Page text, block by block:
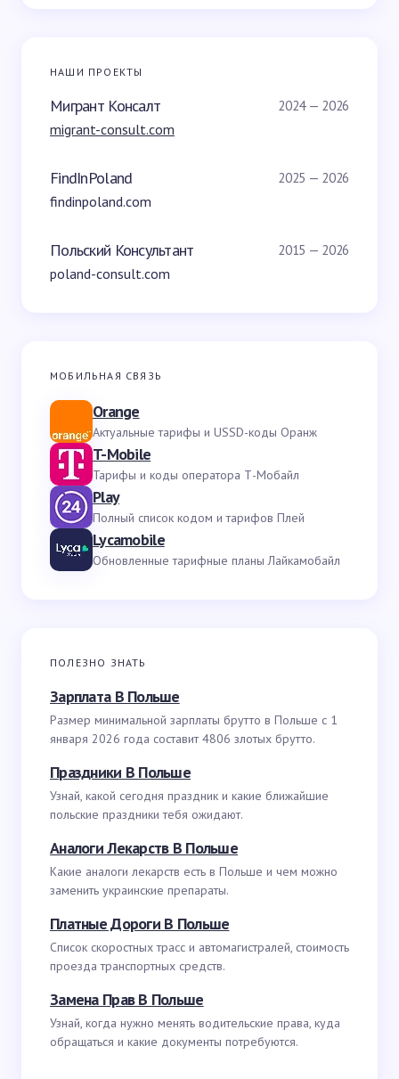
НАШИ ПРОЕКТЫ
Мигрант Консалт 2024 — 2026
migrant-consult.com
FindInPoland 2025 — 2026
findinpoland.com
Польский Консультант 2015 — 2026
poland-consult.com
МОБИЛЬНАЯ СВЯЗЬ
Orange
Актуальные тарифы и USSD-коды Оранж
T-Mobile
Тарифы и коды оператора Т-Мобайл
Play
Полный список кодом и тарифов Плей
Lycamobile
Обновленные тарифные планы Лайкамобайл
ПОЛЕЗНО ЗНАТЬ
Зарплата В Польше
Размер минимальной зарплаты брутто в Польше с 1
января 2026 года составит 4806 злотых брутто.
Праздники В Польше
Узнай, какой сегодня праздник и какие ближайшие
польские праздники тебя ожидают.
Аналоги Лекарств В Польше
Какие аналоги лекарств есть в Польше и чем можно
заменить украинские препараты.
Платные Дороги В Польше
Список скоростных трасс и автомагистралей, стоимость
проезда транспортных средств.
Замена Прав В Польше
Узнай, когда нужно менять водительские права, куда
обращаться и какие документы потребуются.